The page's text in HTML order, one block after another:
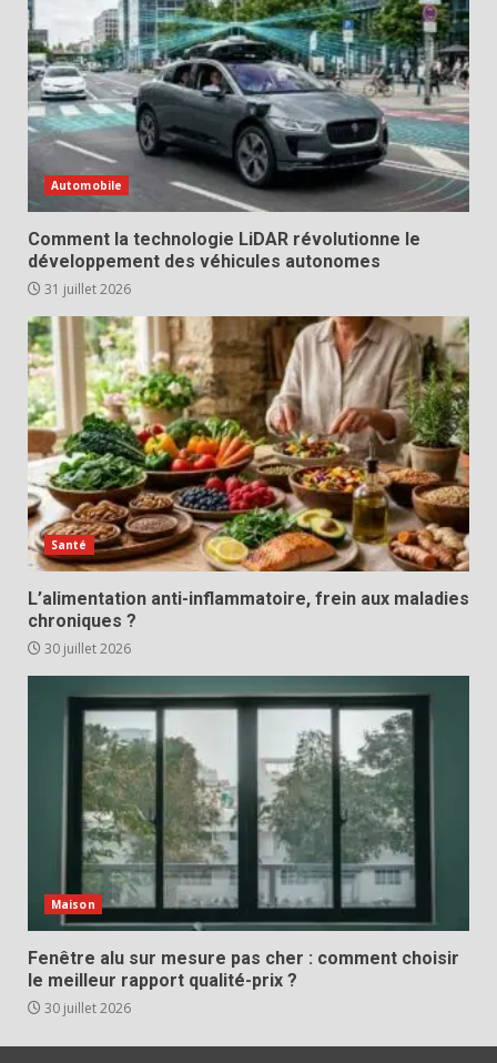
Automobile
Comment la technologie LiDAR révolutionne le
développement des véhicules autonomes
31 juillet 2026
Santé
L’alimentation anti-inflammatoire, frein aux maladies
chroniques ?
30 juillet 2026
Maison
Fenêtre alu sur mesure pas cher : comment choisir
le meilleur rapport qualité-prix ?
30 juillet 2026